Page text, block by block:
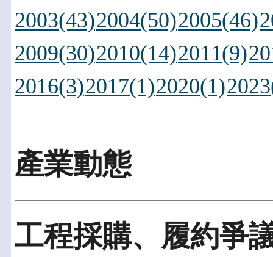
2003(43)2004(50)2005(46)
2009(30)2010(14)2011(9)
2016(3)2017(1)2020(1)
產業動態
工程採購、履約爭